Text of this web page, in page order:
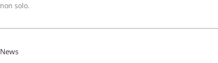
non solo.
News